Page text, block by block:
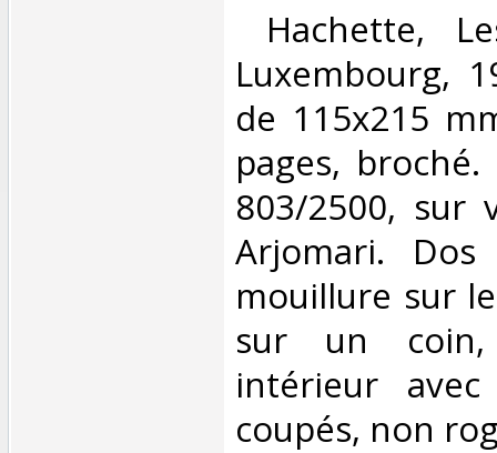
Hachette,
Luxembourg,
de 115x215
pages, broché.
803/2500, sur
Arjomari.
mouillure sur
sur un
intérieur
coupés, non